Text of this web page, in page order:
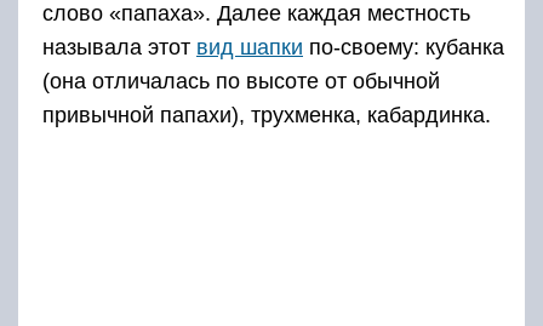
слово «папаха». Далее каждая местность
называла этот вид шапки по-своему: кубанка
(она отличалась по высоте от обычной
привычной папахи), трухменка, кабардинка.